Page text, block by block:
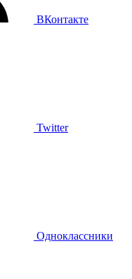
ВКонтакте
Twitter
Одноклассники